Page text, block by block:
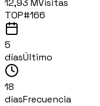
12,93 MVisitas
TOP#166
5
díasÚltimo
18
díasFrecuencia